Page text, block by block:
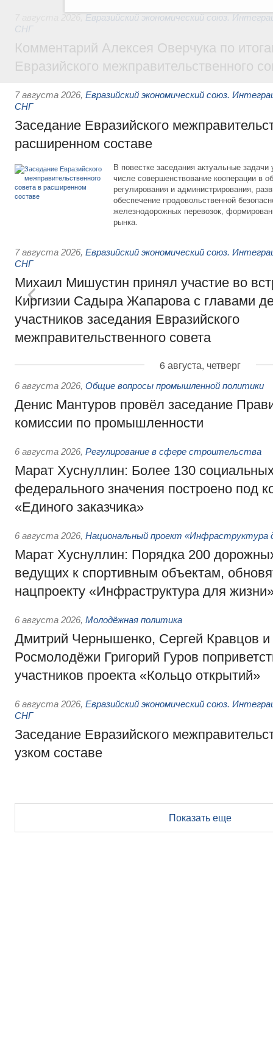
Евразийский экономический союз.
СНГ
Комментарий Алексея Оверчука по
Евразийского межправительственного
7 августа 2026, Евразийский экономический союз.
СНГ
Заседание Евразийского
расширенном составе
В повестке заседания актуальные задачи
числе совершенствование кооперации в
регулирования и администрирования,
обеспечение продовольственной
железнодорожных перевозок,
рынка.
7 августа 2026, Евразийский экономический союз.
СНГ
Михаил Мишустин принял участие во
Киргизии Садыра Жапарова с главами
участников заседания Евразийского
межправительственного совета
6 августа, четверг
6 августа 2026, Общие вопросы промышленной политики
Денис Мантуров провёл заседание
комиссии по промышленности
6 августа 2026, Регулирование в сфере строительства
Марат Хуснуллин: Более 130
федерального значения построено под
«Единого заказчика»
6 августа 2026, Национальный проект «Инфраструктура
Марат Хуснуллин: Порядка 200
ведущих к спортивным объектам,
нацпроекту «Инфраструктура для
6 августа 2026, Молодёжная политика
Дмитрий Чернышенко, Сергей Кравцов и
Росмолодёжи Григорий Гуров
участников проекта «Кольцо открытий»
6 августа 2026, Евразийский экономический союз.
СНГ
Заседание Евразийского
узком составе
Показать еще